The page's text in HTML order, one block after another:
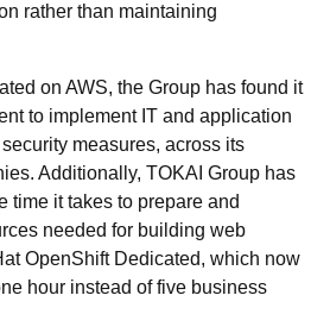
rather than maintaining
on AWS, the Group has found it
to implement IT and application
measures, across its
Additionally, TOKAI Group has
time it takes to prepare and
needed for building web
OpenShift Dedicated, which now
hour instead of five business